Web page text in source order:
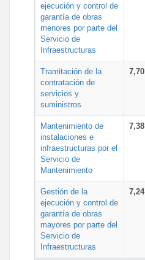
ejecución y control de
garantía de obras
menores por parte del
Servicio de
Infraestructuras
Tramitación de la
contratación de
servicios y
suministros
7,70
Mantenimiento de
instalaciones e
infraestructuras por el
Servicio de
Mantenimiento
7,38
Gestión de la
ejecución y control de
garantía de obras
mayores por parte del
Servicio de
Infraestructuras
7,24